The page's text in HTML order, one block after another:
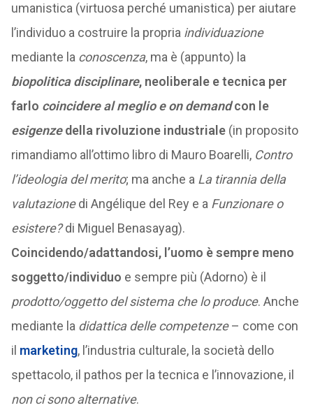
umanistica (virtuosa perché umanistica) per aiutare
l’individuo a costruire la propria individuazione
mediante la conoscenza, ma è (appunto) la
biopolitica disciplinare, neoliberale e tecnica per
farlo coincidere al meglio e on demandcon le
esigenzedella rivoluzione industriale(in proposito
rimandiamo all’ottimo libro di Mauro Boarelli, Contro
l’ideologia del merito; ma anche a La tirannia della
valutazionedi Angélique del Rey e a Funzionare o
esistere?di Miguel Benasayag).
Coincidendo/adattandosi, l’uomo è sempre meno
soggetto/individuo e sempre più (Adorno) è il
prodotto/oggetto del sistema che lo produce. Anche
mediante la didattica delle competenze– come con
il marketing, l’industria culturale, la società dello
spettacolo, il pathos per la tecnica e l’innovazione, il
non ci sono alternative.